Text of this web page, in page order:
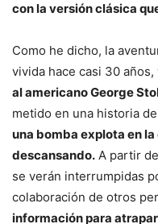
con la versión clásica
Como he dicho, la
vivida hace casi 30
al americano George
metido en una historia
una bomba explota en
descansando. A partir
se verán interrumpidas
colaboración de otros
información para